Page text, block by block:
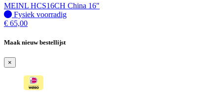
MEINL HCS16CH China 16"
Fysiek voorradig
Fysiek voorradig
€ 65,00
Maak nieuw bestellijst
×